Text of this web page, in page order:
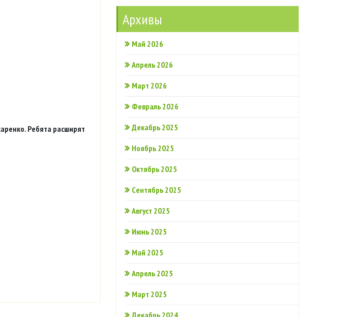
Ребята расширят
Архивы
Май 2026
Апрель 2026
Март 2026
Февраль 2026
Декабрь 2025
Ноябрь 2025
Октябрь 2025
Сентябрь 2025
Август 2025
Июнь 2025
Май 2025
Апрель 2025
Март 2025